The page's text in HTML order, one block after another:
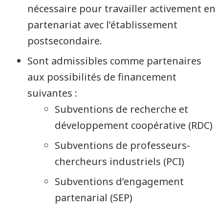
nécessaire pour travailler activement en
partenariat avec l’établissement
postsecondaire.
Sont admissibles comme partenaires
aux possibilités de financement
suivantes :
Subventions de recherche et
développement coopérative (RDC)
Subventions de professeurs-
chercheurs industriels (PCI)
Subventions d’engagement
partenarial (SEP)